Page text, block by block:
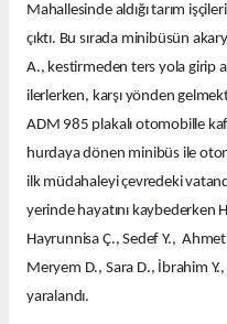
Mahallesinde aldığı tarım
çıktı. Bu sırada minibüsün
A., kestirmeden ters yola girip
ilerlerken, karşı yönden
ADM 985 plakalı otomobille
hurdaya dönen minibüs ile
ilk müdahaleyi çevredeki
yerinde hayatını kaybederken
Hayrunnisa Ç., Sedef Y.,
Meryem D., Sara D., İbrahim
yaralandı.